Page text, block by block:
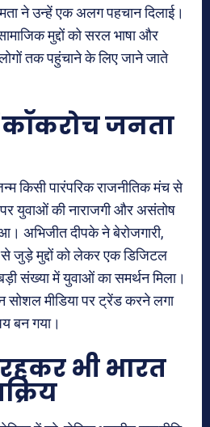
ने उन्हें एक अलग पहचान दिलाई।
मुद्दों को सरल भाषा और
तक पहुंचाने के लिए जाने जाते
जनता
किसी पारंपरिक राजनीतिक मंच से
पर युवाओं की नाराजगी और असंतोष
अभिजीत दीपके ने बेरोजगारी,
जुड़े मुद्दों को लेकर एक डिजिटल
संख्या में युवाओं का समर्थन मिला।
मीडिया पर ट्रेंड करने लगा
बन गया।
भी भारत